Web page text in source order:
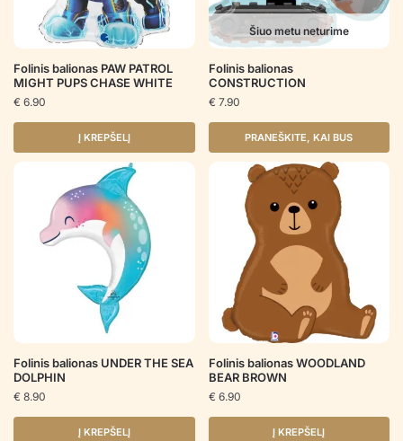
Folinis balionas PAW PATROL
MIGHT PUPS CHASE WHITE
€ 6.90
Į KREPŠELĮ
Šiuo metu neturime
Folinis balionas
CONSTRUCTION
€ 7.90
PRANEŠKITE, KAI BUS
Folinis balionas UNDER THE SEA
DOLPHIN
€ 8.90
Į KREPŠELĮ
Folinis balionas WOODLAND
BEAR BROWN
€ 6.90
Į KREPŠELĮ